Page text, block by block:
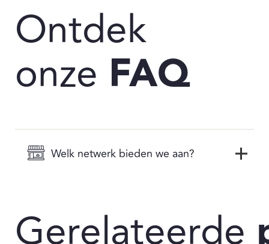
Ontdek
onze FAQ
Welk netwerk bieden we aan?
Gerelateerde